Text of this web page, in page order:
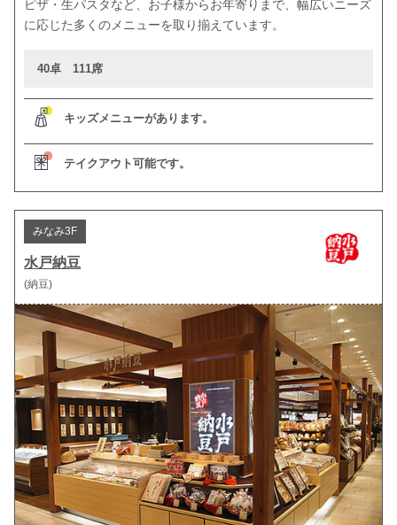
ピザ・生パスタなど、お子様からお年寄りまで、幅広いニーズ
に応じた多くのメニューを取り揃えています。
40卓 111席
キッズメニューがあります。
テイクアウト可能です。
みなみ3F
水戸納豆
(納豆)